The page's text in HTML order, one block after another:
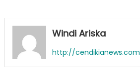
Windi Ariska
http://cendikianews.com